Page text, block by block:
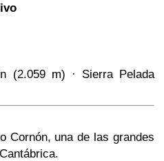
(2.059 m) · Sierra Pelada
Cornón, una de las grandes